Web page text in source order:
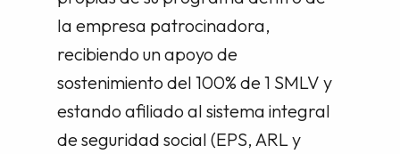
la empresa patrocinadora,
recibiendo un apoyo de
sostenimiento del 100% de 1 SMLV y
estando afiliado al sistema integral
de seguridad social (EPS, ARL y